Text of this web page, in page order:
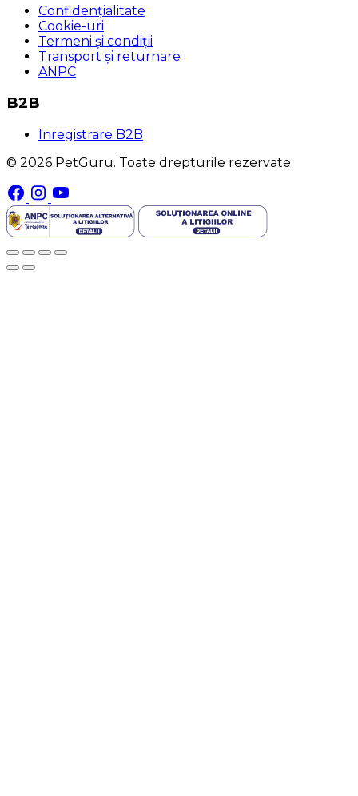
Confidențialitate
Cookie-uri
Termeni și condiții
Transport și returnare
ANPC
B2B
Inregistrare B2B
© 2026 PetGuru. Toate drepturile rezervate.